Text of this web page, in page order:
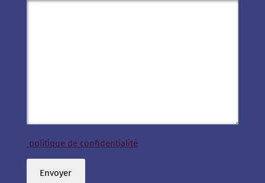
politique de confidentialité